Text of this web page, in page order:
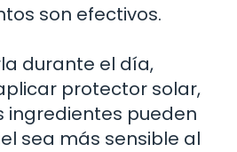
son efectivos.
durante el día,
protector solar,
ingredientes pueden
sea más sensible al